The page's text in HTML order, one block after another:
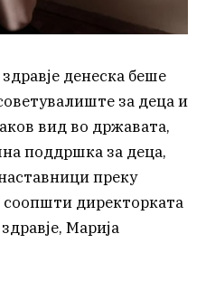
денеска беше
за деца и
вид во државата,
поддршка за деца,
преку
соопшти директорката
Марија